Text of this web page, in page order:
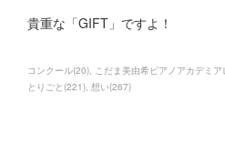
貴重な「GIFT」ですよ！
コンクール(20) こだま美由希ピアノアカデミ
とりごと (221) 想い(267)